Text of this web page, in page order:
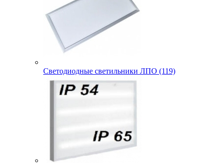
Светодиодные светильники ЛПО (119)